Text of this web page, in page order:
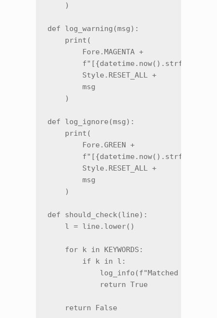
    )
def log_warning(msg):
    print(
        Fore.MAGENTA +
        Style.RESET_ALL +
        msg
    )
def log_ignore(msg):
    print(
        Fore.GREEN +
        Style.RESET_ALL +
        msg
    )
def should_check(line):
    l = line.lower()
    for k in KEYWORDS:
        if k in l:
log_info(f"Matched
            return True
    return False